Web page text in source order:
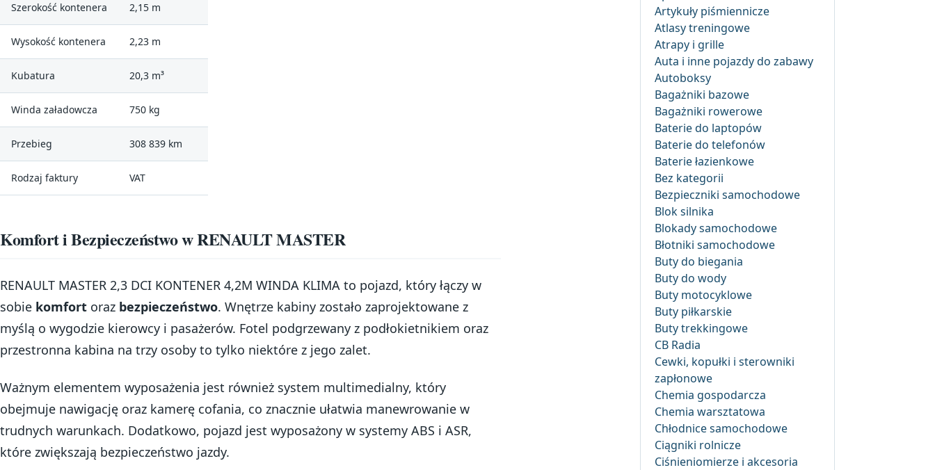
Szerokość kontenera 2,15 m
Wysokość kontenera 2,23 m
Kubatura 20,3 m³
Winda załadowcza 750 kg
Przebieg 308 839 km
Rodzaj faktury VAT
Komfort i Bezpieczeństwo w RENAULT MASTER
RENAULT MASTER 2,3 DCI KONTENER 4,2M WINDA KLIMA to pojazd, który łączy w
sobie komfort oraz bezpieczeństwo. Wnętrze kabiny zostało zaprojektowane z
myślą o wygodzie kierowcy i pasażerów. Fotel podgrzewany z podłokietnikiem oraz
przestronna kabina na trzy osoby to tylko niektóre z jego zalet.
Ważnym elementem wyposażenia jest również system multimedialny, który
obejmuje nawigację oraz kamerę cofania, co znacznie ułatwia manewrowanie w
trudnych warunkach. Dodatkowo, pojazd jest wyposażony w systemy ABS i ASR,
które zwiększają bezpieczeństwo jazdy.
Artykuły piśmiennicze
Atlasy treningowe
Atrapy i grille
Auta i inne pojazdy do zabawy
Autoboksy
Bagażniki bazowe
Bagażniki rowerowe
Baterie do laptopów
Baterie do telefonów
Baterie łazienkowe
Bez kategorii
Bezpieczniki samochodowe
Blok silnika
Blokady samochodowe
Błotniki samochodowe
Buty do biegania
Buty do wody
Buty motocyklowe
Buty piłkarskie
Buty trekkingowe
CB Radia
Cewki, kopułki i sterowniki
zapłonowe
Chemia gospodarcza
Chemia warsztatowa
Chłodnice samochodowe
Ciągniki rolnicze
Ciśnieniomierze i akcesoria